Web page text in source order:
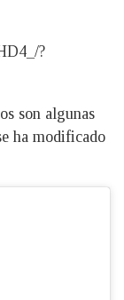
?
son algunas
ha modificado